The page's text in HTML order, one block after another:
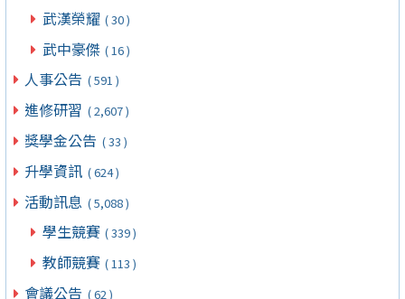
武漢榮耀 ( 30 )
武中豪傑 ( 16 )
人事公告 ( 591 )
進修研習 ( 2,607 )
獎學金公告 ( 33 )
升學資訊 ( 624 )
活動訊息 ( 5,088 )
學生競賽 ( 339 )
教師競賽 ( 113 )
會議公告 ( 62 )